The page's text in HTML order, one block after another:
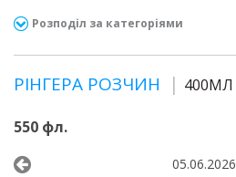
Розподіл за категоріями
РІНГЕРА РОЗЧИН 400МЛ
550 фл.
05.06.2026